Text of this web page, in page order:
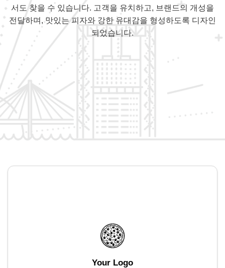
서도 찾을 수 있습니다. 고객을 유치하고, 브랜드의 개성을
전달하며, 맛있는 피자와 강한 유대감을 형성하도록 디자인
되었습니다.
Your Logo